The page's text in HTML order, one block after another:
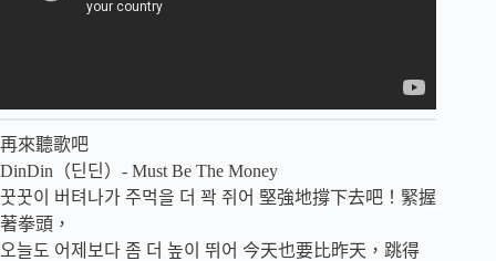
再來聽歌吧
DinDin（딘딘）- Must Be The Money
꿋꿋이 버텨나가 주먹을 더 꽉 쥐어 堅強地撐下去吧！緊握
著拳頭，
오늘도 어제보다 좀 더 높이 뛰어 今天也要比昨天，跳得